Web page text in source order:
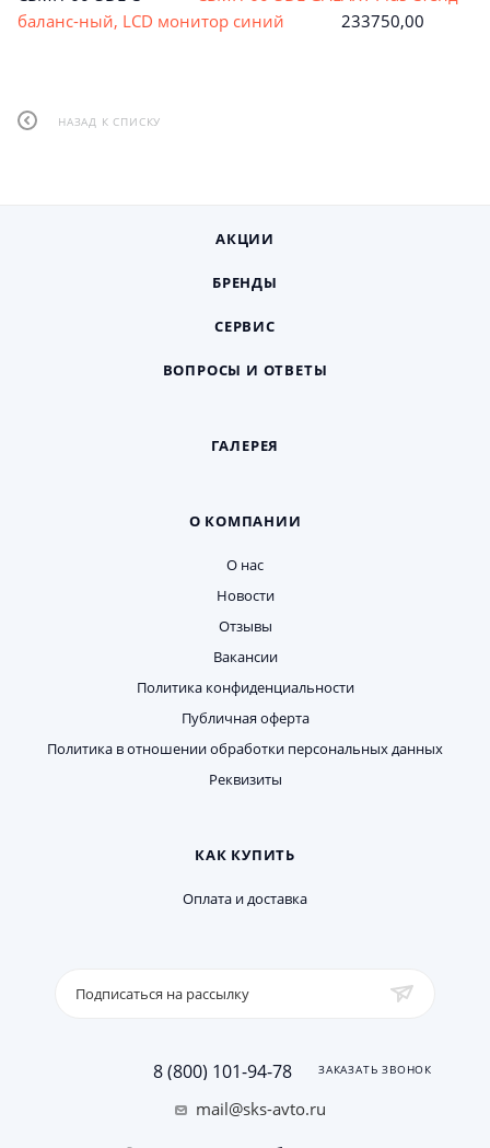
баланс-ный, LCD монитор синий 233750,00
НАЗАД К СПИСКУ
АКЦИИ
БРЕНДЫ
СЕРВИС
ВОПРОСЫ И ОТВЕТЫ
ГАЛЕРЕЯ
О КОМПАНИИ
О нас
Новости
Отзывы
Вакансии
Политика конфиденциальности
Публичная оферта
Политика в отношении обработки персональных данных
Реквизиты
КАК КУПИТЬ
Оплата и доставка
Подписаться на рассылку
8 (800) 101-94-78 ЗАКАЗАТЬ ЗВОНОК
mail@sks-avto.ru